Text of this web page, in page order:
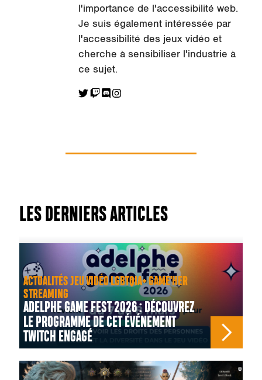
l'importance de l'accessibilité web.
Je suis également intéressée par
l'accessibilité des jeux vidéo et
cherche à sensibiliser l'industrie à
ce sujet.
LES DERNIERS ARTICLES
ACTUALITÉS JEU VIDÉO LGBTQIA+ GAME'HER
STREAMING
ADELPHE GAME FEST 2026 : DÉCOUVREZ
LE PROGRAMME DE CET ÉVÉNEMENT
TWITCH ENGAGÉ